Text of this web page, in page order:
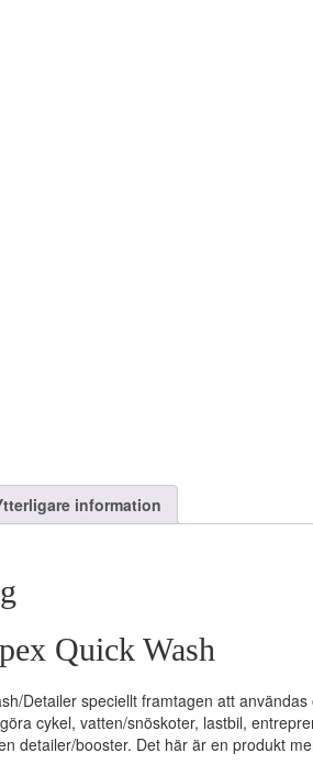
information
Quick Wash
Detailer speciellt framtagen att
cykel, vatten/snöskoter, lastbil,
detailer/booster. Det här är en produkt